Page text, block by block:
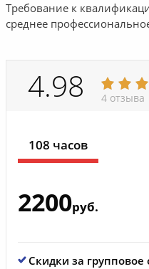
Требование к
среднее
4.98 4 отзыва
108 часов
2200руб.
Скидки за групповое